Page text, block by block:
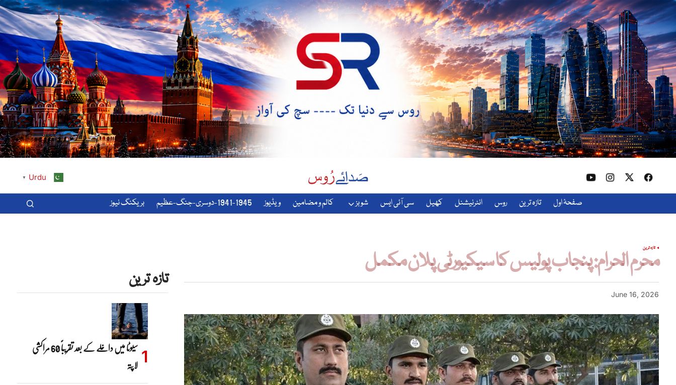
Urdu
▼
صفحۂ اول تازہ ترین روس انٹرنیشنل کھیل سی آئی ایس شوبز کالم و مضامین ویڈیوز 1941-1945-دوسری-جنگ-عظیم بریکنگ نیوز
تازہ ترین
محرم الحرام: پنجاب پولیس کا سیکیورٹی پلان مکمل
June 16, 2026
تازہ ترین
سیوٹا میں داخلے کے بعد تقریباً 60 مراکشی
لاپتہ